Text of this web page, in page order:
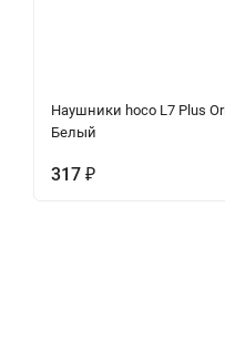
Наушники hoco L7 Plus
Белый
317 ₽